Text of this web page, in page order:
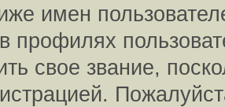
имен
профилях
свое звание,